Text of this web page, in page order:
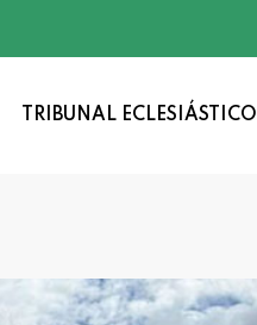
TRIBUNAL ECLESIÁSTICO